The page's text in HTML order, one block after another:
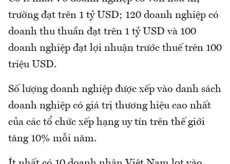
trường đạt trên 1 tỷ USD; 120 doanh nghiệp có
doanh thu thuần đạt trên 1 tỷ USD và 100
doanh nghiệp đạt lợi nhuận trước thuế trên 100
triệu USD.
Số lượng doanh nghiệp được xếp vào danh sách
doanh nghiệp có giá trị thương hiệu cao nhất
của các tổ chức xếp hạng uy tín trên thế giới
tăng 10% mỗi năm.